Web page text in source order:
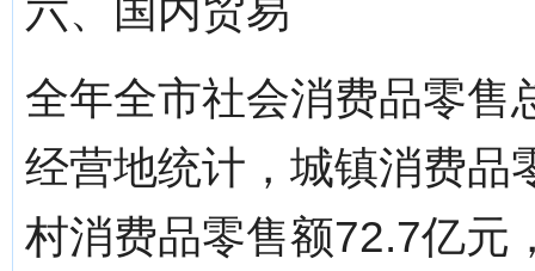
六、国内贸易
全年全市社会消费品零售
经营地统计，城镇消费品
村消费品零售额72.7亿元